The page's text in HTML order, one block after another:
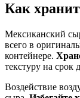
Как
Мексиканский
всего в
контейнере.
текстуру на срок
Воздействие